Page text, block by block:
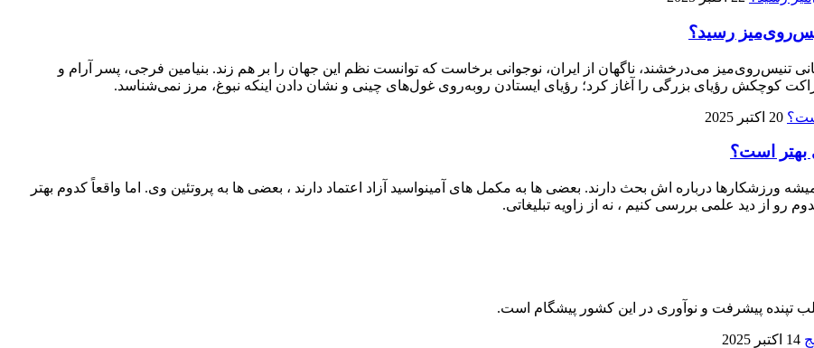
تنیس‌روی‌میز می‌درخشند، ناگهان از ایران، نوجوانی برخاست که توانست نظم این جهان را بر هم زند. بنیامین فرجی، پسر آرام و
کوچکش رؤیای بزرگی را آغاز کرد؛ رؤیای ایستادن روبه‌روی غول‌های چینی و نشان دادن اینکه نبوغ، مرز نمی‌شناسد.
20 اکتبر 2025
بهتر است؟
درباره‌ اش بحث دارند. بعضی‌ ها به مکمل‌ های آمینواسید آزاد اعتماد دارند ، بعضی‌ ها به پروتئین وی. اما واقعاً کدوم بهتر
رو از دید علمی بررسی کنیم ، نه از زاویه تبلیغاتی.
تپنده پیشرفت و نوآوری در این کشور پیشگام است.
14 اکتبر 2025